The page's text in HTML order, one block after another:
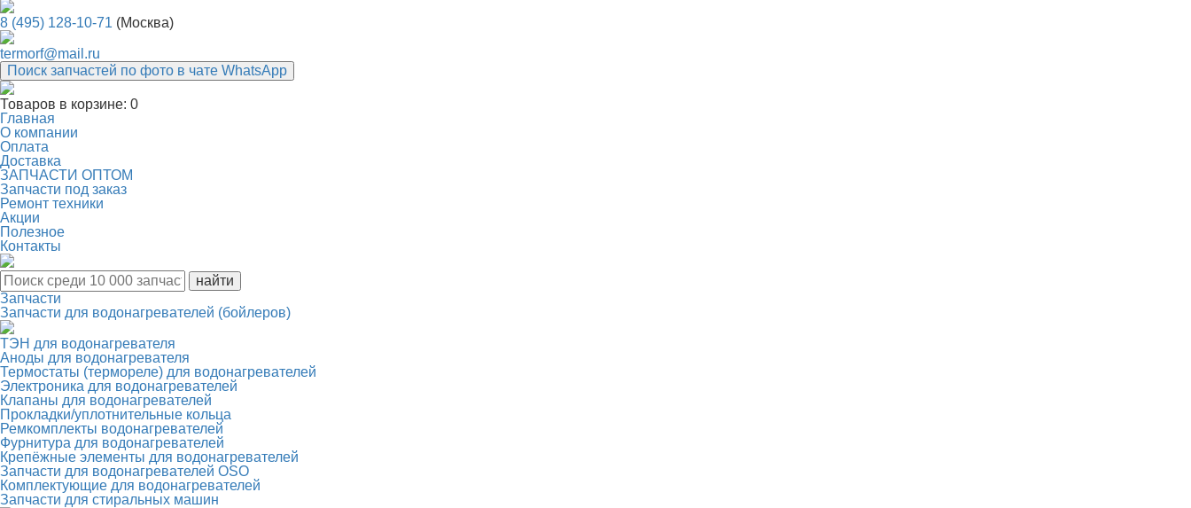
8 (495) 128-10-71 (Москва)
termorf@mail.ru
Поиск запчастей по фото в чате WhatsApp
Товаров в корзине: 0
Главная
О компании
Оплата
Доставка
ЗАПЧАСТИ ОПТОМ
Запчасти под заказ
Ремонт техники
Акции
Полезное
Контакты
Запчасти
Запчасти для водонагревателей (бойлеров)
ТЭН для водонагревателя
Аноды для водонагревателя
Термостаты (термореле) для водонагревателей
Электроника для водонагревателей
Клапаны для водонагревателей
Прокладки/уплотнительные кольца
Ремкомплекты водонагревателей
Фурнитура для водонагревателей
Крепёжные элементы для водонагревателей
Запчасти для водонагревателей OSO
Комплектующие для водонагревателей
Запчасти для стиральных машин